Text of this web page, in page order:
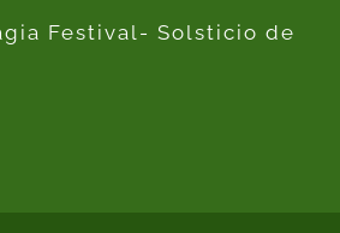
Festival- Solsticio de